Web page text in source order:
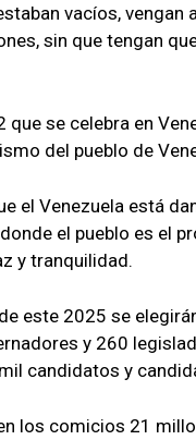
vacíos, vengan
sin que tengan
se celebra en
del pueblo de
el Venezuela está
el pueblo es el
y tranquilidad.
este 2025 se
y 260
candidatos y
los comicios 21